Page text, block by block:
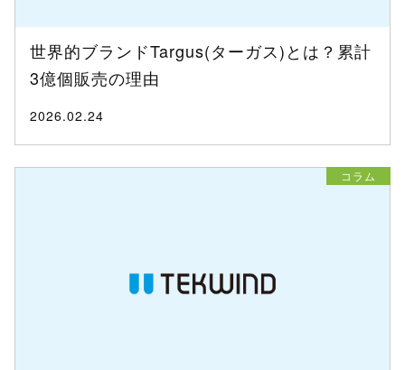
世界的ブランドTargus(ターガス)とは？累計
3億個販売の理由
2026.02.24
コラム